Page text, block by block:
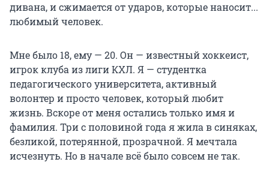
дивана, и сжимается от ударов, которые наносит...
любимый человек.
Мне было 18, ему — 20. Он — известный хоккеист,
игрок клуба из лиги КХЛ. Я — студентка
педагогического университета, активный
волонтер и просто человек, который любит
жизнь. Вскоре от меня остались только имя и
фамилия. Три с половиной года я жила в синяках,
безликой, потерянной, прозрачной. Я мечтала
исчезнуть. Но в начале всё было совсем не так.